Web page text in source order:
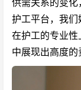
护工平台，我们
在护工的专业
中展现出高度的